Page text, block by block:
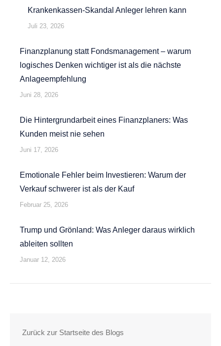
Krankenkassen-Skandal Anleger lehren kann
Juli 23, 2026
Finanzplanung statt Fondsmanagement – warum
logisches Denken wichtiger ist als die nächste
Anlageempfehlung
Juni 28, 2026
Die Hintergrundarbeit eines Finanzplaners: Was
Kunden meist nie sehen
Juni 17, 2026
Emotionale Fehler beim Investieren: Warum der
Verkauf schwerer ist als der Kauf
Februar 25, 2026
Trump und Grönland: Was Anleger daraus wirklich
ableiten sollten
Januar 12, 2026
Zurück zur Startseite des Blogs